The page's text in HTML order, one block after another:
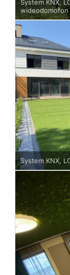
System KNX,
wideodomofon
System KNX,